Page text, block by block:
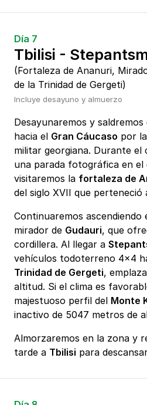
Día 7
Tbilisi -
(Fortaleza de Ananuri,
de la Trinidad de Gergeti)
Incluye desayuno y almuerzo
Desayunaremos y
hacia el Gran Cáucaso por
militar georgiana. Durante el
una parada fotográfica en el
visitaremos la fortaleza de
del siglo XVII que perteneció
Continuaremos
mirador de Gudauri, que
cordillera. Al llegar a
vehículos todoterreno 4x4
Trinidad de Gergeti,
altitud. Si el clima es
majestuoso perfil del Monte
inactivo de 5047 metros de
Almorzaremos en la zona y
tarde a Tbilisi para